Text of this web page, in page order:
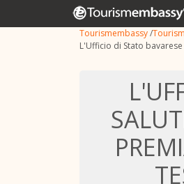
Tourismembassy/
L'Ufficio di Stato